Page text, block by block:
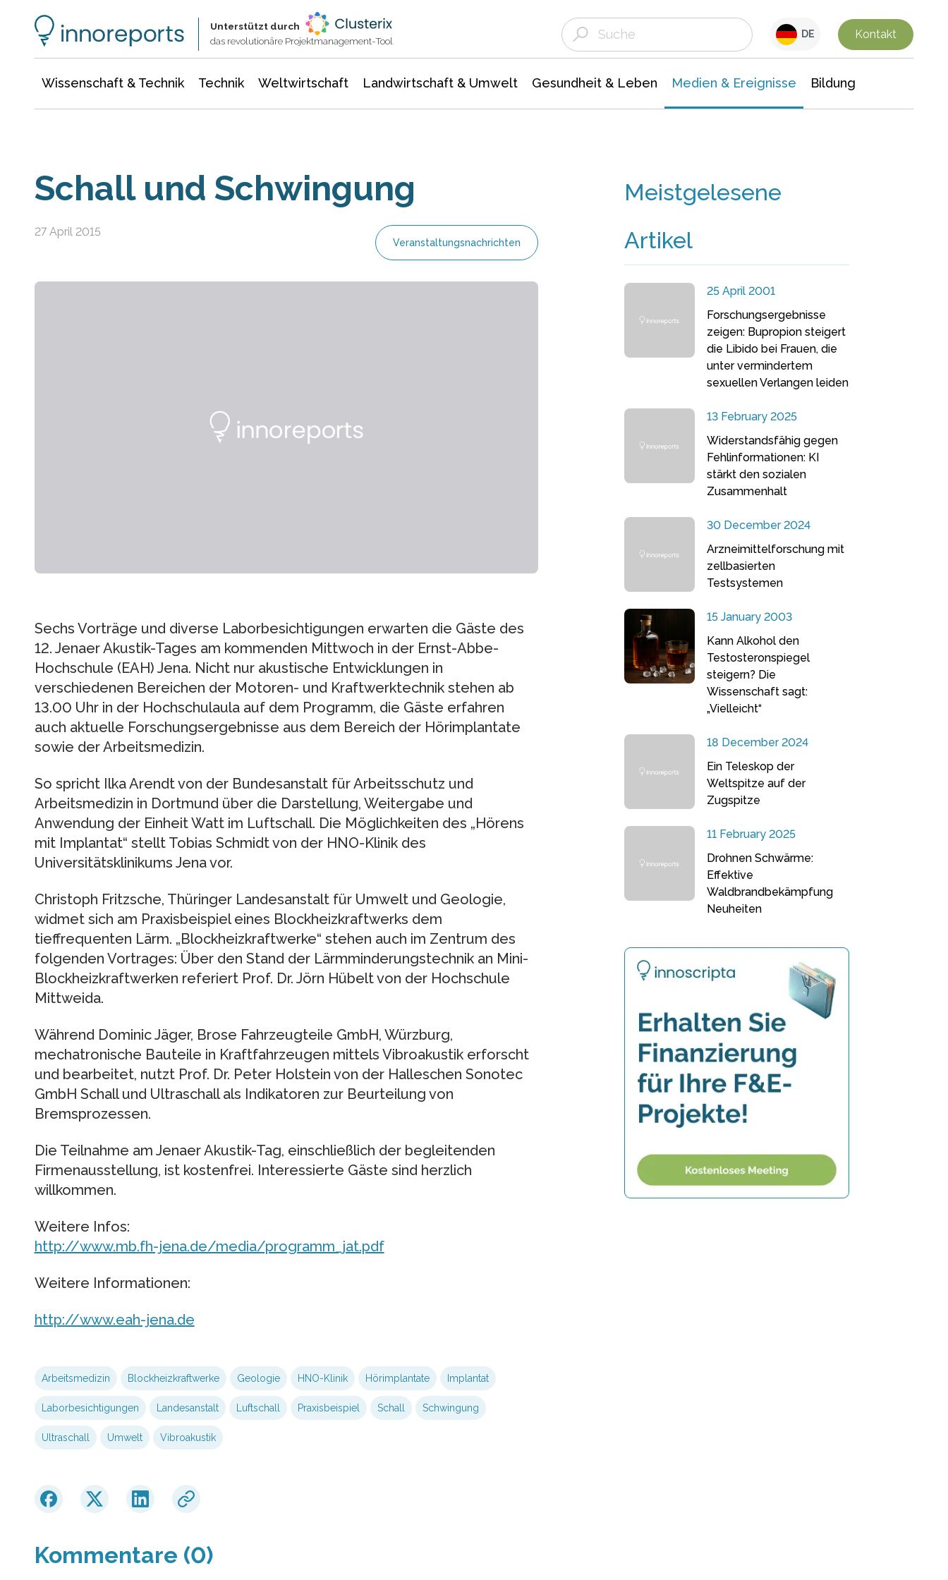
Unterstützt durch
das revolutionäre Projektmanagement-Tool
DE Kontakt
Wissenschaft & Technik Technik Weltwirtschaft Landwirtschaft & Umwelt Gesundheit & Leben Medien & Ereignisse Bildung
Schall und Schwingung
27 April 2015
Veranstaltungsnachrichten
Sechs Vorträge und diverse Laborbesichtigungen erwarten die Gäste des
12. Jenaer Akustik-Tages am kommenden Mittwoch in der Ernst-Abbe-
Hochschule (EAH) Jena. Nicht nur akustische Entwicklungen in
verschiedenen Bereichen der Motoren- und Kraftwerktechnik stehen ab
13.00 Uhr in der Hochschulaula auf dem Programm, die Gäste erfahren
auch aktuelle Forschungsergebnisse aus dem Bereich der Hörimplantate
sowie der Arbeitsmedizin.
So spricht Ilka Arendt von der Bundesanstalt für Arbeitsschutz und
Arbeitsmedizin in Dortmund über die Darstellung, Weitergabe und
Anwendung der Einheit Watt im Luftschall. Die Möglichkeiten des „Hörens
mit Implantat“ stellt Tobias Schmidt von der HNO-Klinik des
Universitätsklinikums Jena vor.
Christoph Fritzsche, Thüringer Landesanstalt für Umwelt und Geologie,
widmet sich am Praxisbeispiel eines Blockheizkraftwerks dem
tieffrequenten Lärm. „Blockheizkraftwerke“ stehen auch im Zentrum des
folgenden Vortrages: Über den Stand der Lärmminderungstechnik an Mini-
Blockheizkraftwerken referiert Prof. Dr. Jörn Hübelt von der Hochschule
Mittweida.
Während Dominic Jäger, Brose Fahrzeugteile GmbH, Würzburg,
mechatronische Bauteile in Kraftfahrzeugen mittels Vibroakustik erforscht
und bearbeitet, nutzt Prof. Dr. Peter Holstein von der Halleschen Sonotec
GmbH Schall und Ultraschall als Indikatoren zur Beurteilung von
Bremsprozessen.
Die Teilnahme am Jenaer Akustik-Tag, einschließlich der begleitenden
Firmenausstellung, ist kostenfrei. Interessierte Gäste sind herzlich
willkommen.
Weitere Infos:
http://www.mb.fh-jena.de/media/programm_jat.pdf
Weitere Informationen:
http://www.eah-jena.de
Arbeitsmedizin Blockheizkraftwerke Geologie HNO-Klinik Hörimplantate Implantat
Laborbesichtigungen Landesanstalt Luftschall Praxisbeispiel Schall Schwingung
Ultraschall Umwelt Vibroakustik
Kommentare (0)
Meistgelesene
Artikel
25 April 2001
Forschungsergebnisse
zeigen: Bupropion steigert
die Libido bei Frauen, die
unter vermindertem
sexuellen Verlangen leiden
13 February 2025
Widerstandsfähig gegen
Fehlinformationen: KI
stärkt den sozialen
Zusammenhalt
30 December 2024
Arzneimittelforschung mit
zellbasierten
Testsystemen
15 January 2003
Kann Alkohol den
Testosteronspiegel
steigern? Die
Wissenschaft sagt:
„Vielleicht“
18 December 2024
Ein Teleskop der
Weltspitze auf der
Zugspitze
11 February 2025
Drohnen Schwärme:
Effektive
Waldbrandbekämpfung
Neuheiten